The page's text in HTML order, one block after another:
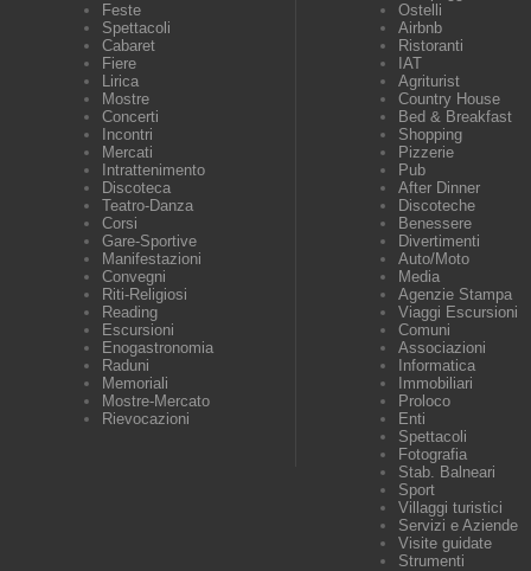
Feste
Spettacoli
Cabaret
Fiere
Lirica
Mostre
Concerti
Incontri
Mercati
Intrattenimento
Discoteca
Teatro-Danza
Corsi
Gare-Sportive
Manifestazioni
Convegni
Riti-Religiosi
Reading
Escursioni
Enogastronomia
Raduni
Memoriali
Mostre-Mercato
Rievocazioni
Ostelli
Airbnb
Ristoranti
IAT
Agriturist
Country House
Bed & Breakfast
Shopping
Pizzerie
Pub
After Dinner
Discoteche
Benessere
Divertimenti
Auto/Moto
Media
Agenzie Stampa
Viaggi Escursioni
Comuni
Associazioni
Informatica
Immobiliari
Proloco
Enti
Spettacoli
Fotografia
Stab. Balneari
Sport
Villaggi turistici
Servizi e Aziende
Visite guidate
Strumenti